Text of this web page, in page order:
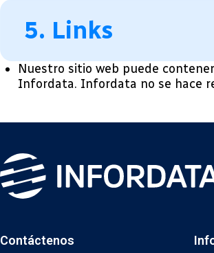
5. Links
Nuestro sitio web puede
Infordata. Infordata no se hace
Contáctenos